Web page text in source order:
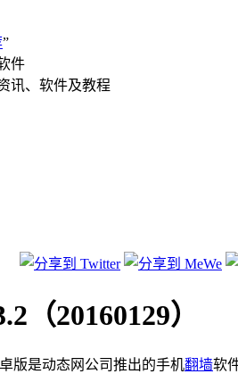
”
件
讯、软件及教程
20160129）
版是动态网公司推出的手机翻墙软